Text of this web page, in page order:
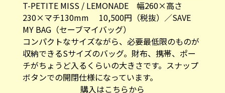
MY BAG（セーブマイバッグ）
コンパクトなサイズながら、必要最低限のものが
収納できるSサイズのバッグ。財布、携帯、ポー
チがちょうど入るくらいの大きさです。スナップ
ボタンでの開閉仕様になっています。
購入はこちらから
T-MISS 3/4 PLUS / NECTAR